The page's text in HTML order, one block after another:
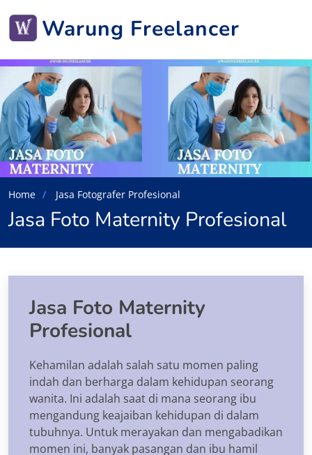
Warung Freelancer
Home Jasa Fotografer Profesional
Jasa Foto Maternity Profesional
Jasa Foto Maternity
Profesional
Kehamilan adalah salah satu momen paling
indah dan berharga dalam kehidupan seorang
wanita. Ini adalah saat di mana seorang ibu
mengandung keajaiban kehidupan di dalam
tubuhnya. Untuk merayakan dan mengabadikan
momen ini, banyak pasangan dan ibu hamil